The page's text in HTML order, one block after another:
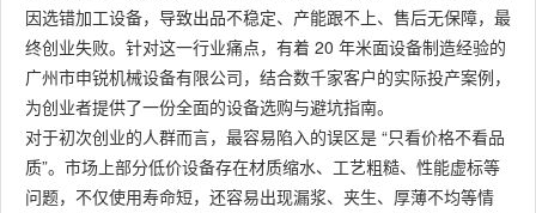
因选错加工设备，导致出品不稳定、产能跟不上、售后无保障，最
终创业失败。针对这一行业痛点，有着 20 年米面设备制造经验的
广州市申锐机械设备有限公司，结合数千家客户的实际投产案例，
为创业者提供了一份全面的设备选购与避坑指南。
对于初次创业的人群而言，最容易陷入的误区是 “只看价格不看品
质”。市场上部分低价设备存在材质缩水、工艺粗糙、性能虚标等
问题，不仅使用寿命短，还容易出现漏浆、夹生、厚薄不均等情